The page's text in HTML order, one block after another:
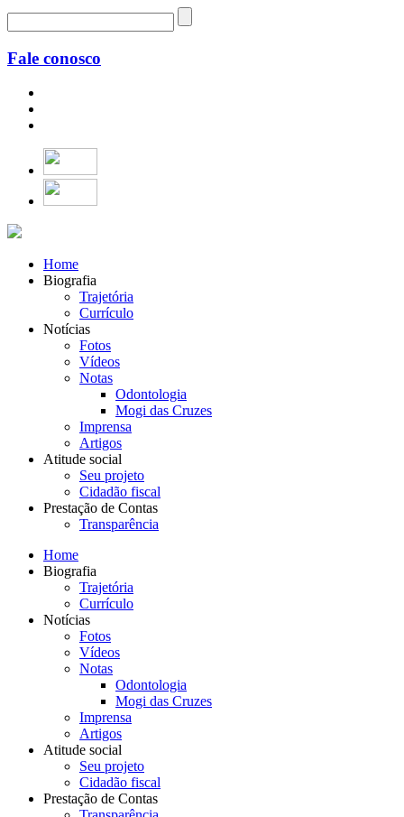
Fale conosco
Home
Biografia
Trajetória
Currículo
Notícias
Fotos
Vídeos
Notas
Odontologia
Mogi das Cruzes
Imprensa
Artigos
Atitude social
Seu projeto
Cidadão fiscal
Prestação de Contas
Transparência
Home
Biografia
Trajetória
Currículo
Notícias
Fotos
Vídeos
Notas
Odontologia
Mogi das Cruzes
Imprensa
Artigos
Atitude social
Seu projeto
Cidadão fiscal
Prestação de Contas